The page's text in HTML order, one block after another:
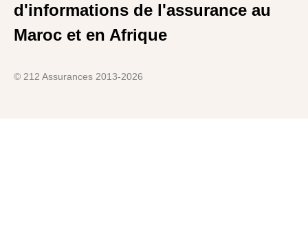
d'informations de l'assurance au
Maroc et en Afrique
© 212 Assurances 2013-2026